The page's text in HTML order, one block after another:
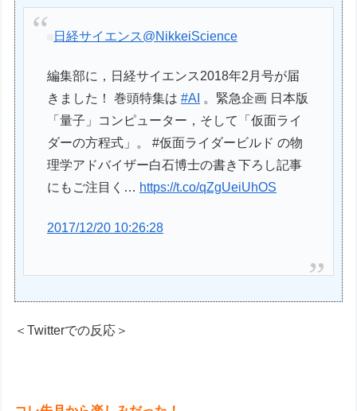
日経サイエンス@NikkeiScience
編集部に，日経サイエンス2018年2月号が届
きました！ 巻頭特集は#AI 。緊急企画 日本版
「量子」コンピューター，そして「仮面ライ
ダーの方程式」。 #仮面ライダービルド の物
理学アドバイザー白石博士の書き下ろし記事
にもご注目く… https://t.co/qZgUeiUhOS
2017/12/20 10:26:28
＜Twitterでの反応＞